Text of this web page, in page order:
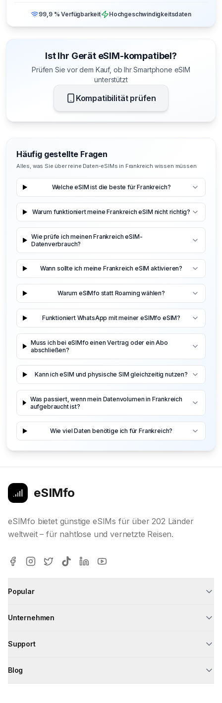
99,9 % Verfügbarkeit Hochgeschwindigkeitsdaten
Ist Ihr Gerät eSIM-kompatibel?
Prüfen Sie vor dem Kauf, ob Ihr Smartphone eSIM
unterstützt
Kompatibilität prüfen
Häufig gestellte Fragen
Alles, was Sie über reine Daten-eSIMs in Frankreich wissen müssen
Welche eSIM ist die beste für Frankreich?
Warum funktioniert meine Frankreich eSIM nicht richtig?
Wie prüfe ich meinen Frankreich eSIM-
Datenverbrauch?
Wann sollte ich meine Frankreich eSIM aktivieren?
Warum eSIMfo statt Roaming wählen?
Funktioniert WhatsApp mit meiner eSIMfo eSIM?
Muss ich bei eSIMfo einen Vertrag oder ein Abo
abschließen?
Kann ich eSIM und physische SIM gleichzeitig nutzen?
Was passiert, wenn mein Datenvolumen in Frankreich
aufgebraucht ist?
Wie viel Daten benötige ich für Frankreich?
eSIMfo
eSIMfo bietet günstige eSIMs für über 202 Länder
weltweit – für nahtlose und vernetzte Reisen.
Popular
Unternehmen
Support
Blog